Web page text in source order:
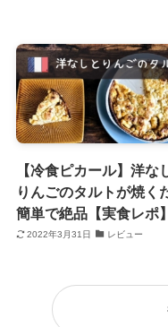
【冷食ピカール】洋な
りんごのタルトが焼く
簡単で絶品【実食レポ】
2022年3月31日 レビュー